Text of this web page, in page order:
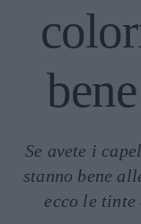
Se avete i
stanno bene
ecco le